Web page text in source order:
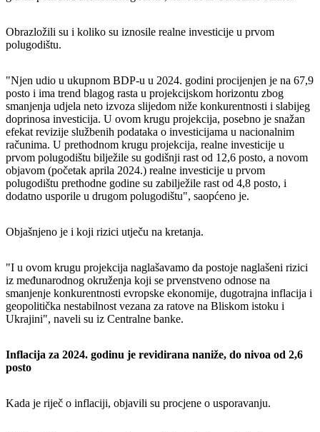
Obrazložili su i koliko su iznosile realne investicije u prvom
polugodištu.
"Njen udio u ukupnom BDP-u u 2024. godini procijenjen je na 67,9
posto i ima trend blagog rasta u projekcijskom horizontu zbog
smanjenja udjela neto izvoza slijedom niže konkurentnosti i slabijeg
doprinosa investicija. U ovom krugu projekcija, posebno je snažan
efekat revizije službenih podataka o investicijama u nacionalnim
računima. U prethodnom krugu projekcija, realne investicije u
prvom polugodištu bilježile su godišnji rast od 12,6 posto, a novom
objavom (početak aprila 2024.) realne investicije u prvom
polugodištu prethodne godine su zabilježile rast od 4,8 posto, i
dodatno usporile u drugom polugodištu", saopćeno je.
Objašnjeno je i koji rizici utječu na kretanja.
"I u ovom krugu projekcija naglašavamo da postoje naglašeni rizici
iz međunarodnog okruženja koji se prvenstveno odnose na
smanjenje konkurentnosti evropske ekonomije, dugotrajna inflacija i
geopolitička nestabilnost vezana za ratove na Bliskom istoku i
Ukrajini", naveli su iz Centralne banke.
Inflacija za 2024. godinu je revidirana naniže, do nivoa od 2,6
posto
Kada je riječ o inflaciji, objavili su procjene o usporavanju.